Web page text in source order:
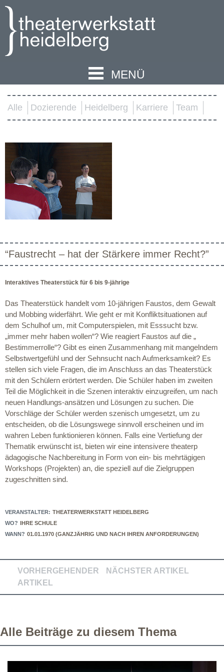
MENÜ
Alle Dozierende Heidelberg Karriere Team
“Faustrecht – hat der Stärkere immer Recht?”
Interaktives Theaterstück für 6 bis 9-jährige
Das Theaterstück handelt vom 10-jährigen Faustos, dem Gewalt
und Mobbing widerfährt. Wie geht er mit Konfliktsituationen auf
dem Schulhof um, mit Computerspielen, mit Esssucht bzw.
„immer mehr haben wollen“? Wie reagiert Faustos auf die „
Bestimmerrolle“? Gibt es einen Zusammenhang mit mangelndem
Selbstwertgefühl und der Sehnsucht nach Aufmerksamkeit? Es
stellen sich viele Fragen, die im Anschluss an das Theaterstück
mit den Schülern erörtert werden. Die Schüler haben im zweiten
Teil die Möglichkeit in die Szenen interaktiv einzugreifen, um nach
neuen Handlungs-ansätzen und Lösungen zu suchen. Die
Vorschläge der Schüler werden szenisch umgesetzt, um zu
entscheiden, ob die Lösungswege sinnvoll erscheinen und im
wahren Leben funktionieren können. Falls eine Vertiefung der
Thematik erwünscht ist, bieten wir eine intensivere theaterp
ädagogische Nachbereitung in Form von ein- bis mehrtägigen
Workshops (Projekten) an, die speziell auf die Zielgruppen
zugeschnitten sind.
VERANSTALTER: THEATERWERKSTATT HEIDELBERG
WO? IHRE SCHULE
WANN? 01.01.1970 (GANZJÄHRIG UND NACH IHREN ANFORDERUNGEN)
VORHERGEHENDER
ARTIKEL
NÄCHSTER ARTIKEL
Alle Beiträge zu diesem Thema